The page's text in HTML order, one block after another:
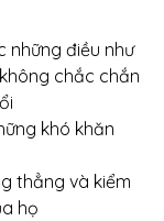
những điều như
chắc chắn
khó khăn
thẳng và kiểm
họ